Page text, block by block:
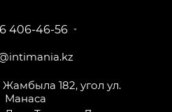
406-46-56
Жамбыла 182, угол ул.
Манаса